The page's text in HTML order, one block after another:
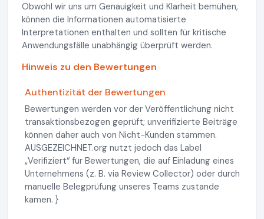
Obwohl wir uns um Genauigkeit und Klarheit bemühen,
können die Informationen automatisierte
Interpretationen enthalten und sollten für kritische
Anwendungsfälle unabhängig überprüft werden.
Hinweis zu den Bewertungen
Authentizität der Bewertungen
Bewertungen werden vor der Veröffentlichung nicht
transaktionsbezogen geprüft; unverifizierte Beiträge
können daher auch von Nicht-Kunden stammen.
AUSGEZEICHNET.org nutzt jedoch das Label
„Verifiziert“ für Bewertungen, die auf Einladung eines
Unternehmens (z. B. via Review Collector) oder durch
manuelle Belegprüfung unseres Teams zustande
kamen. }